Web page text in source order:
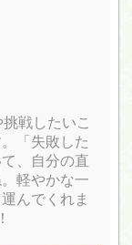
戦したいこ
「失敗した
、自分の直
軽やかな一
んでくれま